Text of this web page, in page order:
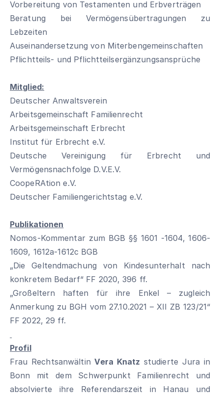
Vorbereitung von Testamenten und Erbverträgen
Beratung bei Vermögensübertragungen zu
Lebzeiten
Auseinandersetzung von Miterbengemeinschaften
Pflichtteils- und Pflichtteilsergänzungsansprüche
Mitglied:
Deutscher Anwaltsverein
Arbeitsgemeinschaft Familienrecht
Arbeitsgemeinschaft Erbrecht
Institut für Erbrecht e.V.
Deutsche Vereinigung für Erbrecht und
Vermögensnachfolge D.V.E.V.
CoopeRAtion e.V.
Deutscher Familiengerichtstag e.V.
Publikationen
Nomos-Kommentar zum BGB §§ 1601 -1604, 1606-
1609, 1612a-1612c BGB
„Die Geltendmachung von Kindesunterhalt nach
konkretem Bedarf“ FF 2020, 396 ff.
„Großeltern haften für ihre Enkel – zugleich
Anmerkung zu BGH vom 27.10.2021 – XII ZB 123/21“
FF 2022, 29 ff.
Profil
Frau RechtsanwältinVera Knatz studierte Jura in
Bonn mit dem Schwerpunkt Familienrecht und
absolvierte ihre Referendarszeit in Hanau und